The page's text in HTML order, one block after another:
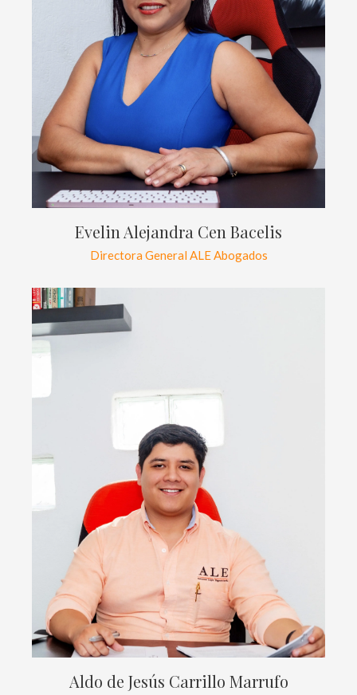
Evelin Alejandra Cen Bacelis
Directora General ALE Abogados
Aldo de Jesús Carrillo Marrufo